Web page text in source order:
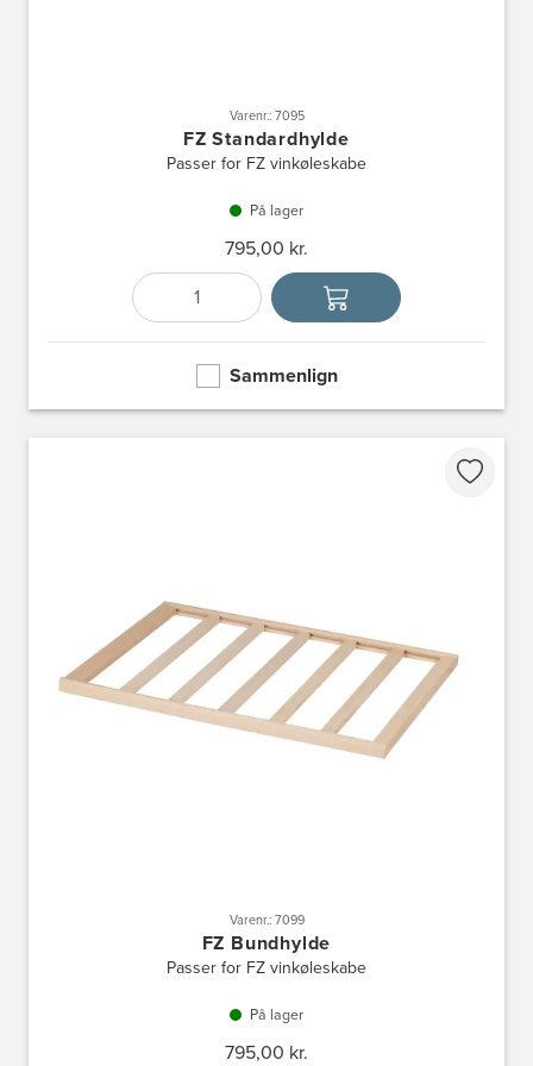
Varenr.: 7095
FZ Standardhylde
Passer for FZ vinkøleskabe
På lager
795,00 kr.
Antal
Vælg enhed
Sammenlign
Varenr.: 7099
FZ Bundhylde
Passer for FZ vinkøleskabe
På lager
795,00 kr.